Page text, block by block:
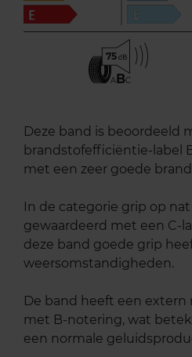
75
ABC
Deze band is beoordeeld
brandstofefficiëntie-label
met een zeer goede
In de categorie grip op
gewaardeerd met een C-
deze band goede grip
weersomstandigheden.
De band heeft een extern
met B-notering, wat
een normale